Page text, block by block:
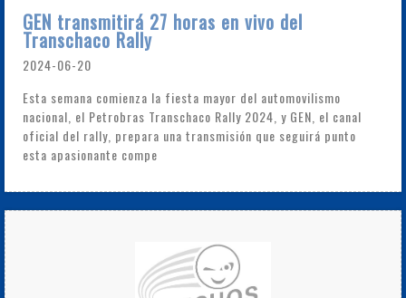
GEN transmitirá 27 horas en vivo del
Transchaco Rally
2024-06-20
Esta semana comienza la fiesta mayor del automovilismo
nacional, el Petrobras Transchaco Rally 2024, y GEN, el canal
oficial del rally, prepara una transmisión que seguirá punto
esta apasionante compe